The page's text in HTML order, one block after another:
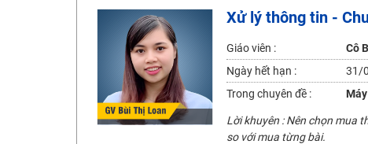
2K6! Lộ Trình Sun 2024 - Ba bước luyện thi TN THPT - ĐH
Hot! Lễ hội đồng giá 449K - 499K toàn bộ khoá học tại
Khuyến Mãi Khoá Học 1K Chỉ Từ 11-13/09/2024
Đồng giá khóa học 499K - 399K (13/11-15/11)
Khai giảng các khóa lớp 9 Toán - Lý - Hóa - Văn - Anh năm
Khai giảng khóa Ngữ văn 7 - xây nền vững chắc cho tương
Xử lý thông tin -
Giáo viên :
Cô
Ngày hết hạn :
31/
Trong chuyên đề :
Lời khuyên : Nên chọn mua
so với mua từng bài.